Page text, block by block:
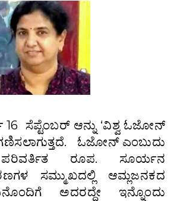
ಸೆಪ್ಟೆಂಬರ್ ಆನ್ನು ‘ವಿಶ್ವ ಓಜೋನ್
ಓಜೋನ್ ಎಂಬುದು
ರೂಪ. ಸೂರ್ಯನ
ಸಮ್ಮುಖದಲ್ಲಿ ಆಮ್ಲಜನಕದ
ಅದರದ್ದೇ ಇನ್ನೊಂದು